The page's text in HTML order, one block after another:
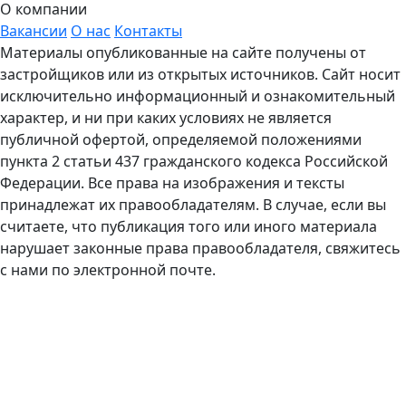
О компании
Вакансии О нас Контакты
Материалы опубликованные на сайте получены от
застройщиков или из открытых источников. Сайт носит
исключительно информационный и ознакомительный
характер, и ни при каких условиях не является
публичной офертой, определяемой положениями
пункта 2 статьи 437 гражданского кодекса Российской
Федерации. Все права на изображения и тексты
принадлежат их правообладателям. В случае, если вы
считаете, что публикация того или иного материала
нарушает законные права правообладателя, свяжитесь
с нами по электронной почте.